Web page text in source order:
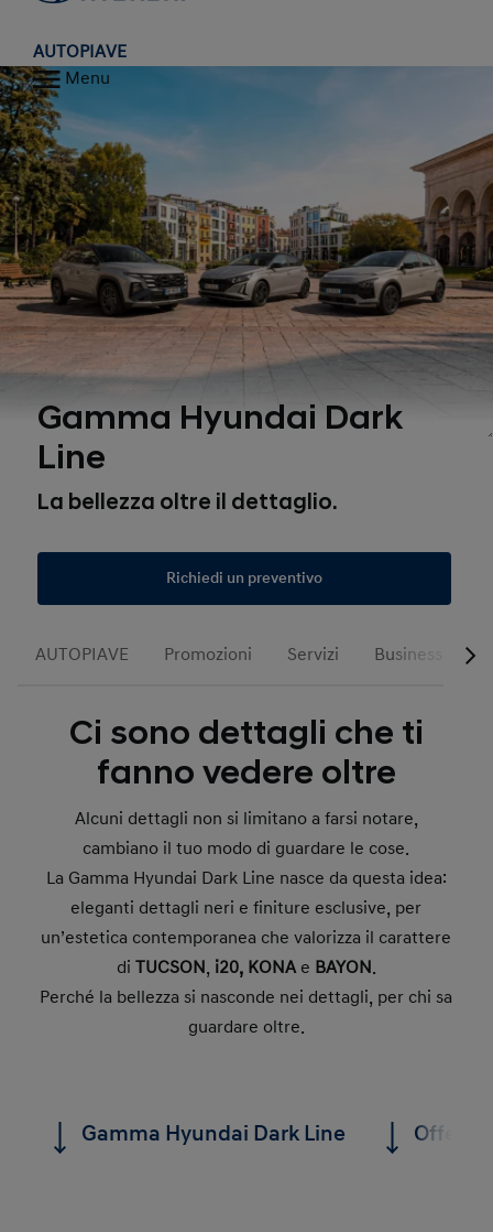
AUTOPIAVE
Menu
Gamma Hyundai Dark
Line
La bellezza oltre il dettaglio.
Richiedi un preventivo
AUTOPIAVE Promozioni Servizi Business
Ci sono dettagli che ti
fanno vedere oltre
Alcuni dettagli non si limitano a farsi notare,
cambiano il tuo modo di guardare le cose.
La Gamma Hyundai Dark Line nasce da questa idea:
eleganti dettagli neri e finiture esclusive, per
un’estetica contemporanea che valorizza il carattere
di TUCSON, i20, KONA e BAYON.
Perché la bellezza si nasconde nei dettagli, per chi sa
guardare oltre.
Gamma Hyundai Dark Line Offerte